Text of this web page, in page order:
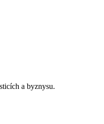
a byznysu.